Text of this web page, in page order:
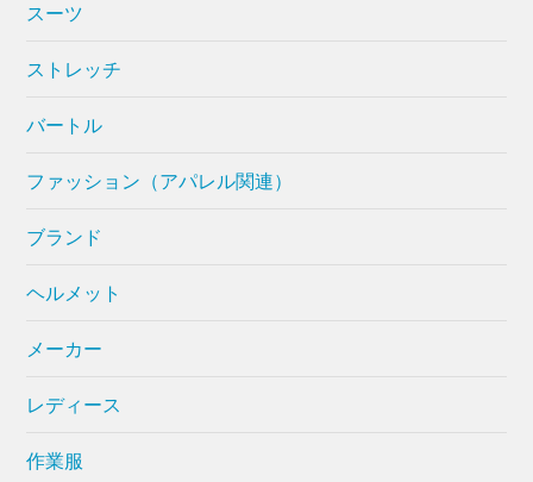
スーツ
ストレッチ
バートル
ファッション（アパレル関連）
ブランド
ヘルメット
メーカー
レディース
作業服